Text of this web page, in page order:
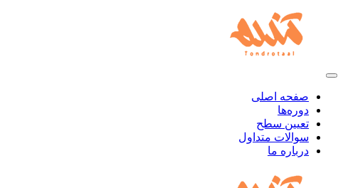
صفحه اصلی
دوره‌ها
تعیین سطح
سوالات متداول
درباره ما